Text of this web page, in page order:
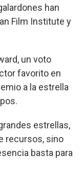
han
Film Institute y
un voto
favorito en
a la estrella
estrellas,
recursos, sino
basta para